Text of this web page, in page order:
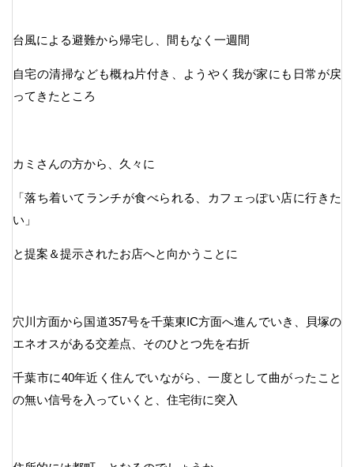
台風による避難から帰宅し、間もなく一週間
自宅の清掃なども概ね片付き、ようやく我が家にも日常が戻
ってきたところ
カミさんの方から、久々に
「落ち着いてランチが食べられる、カフェっぽい店に行きた
い」
と提案＆提示されたお店へと向かうことに
穴川方面から国道357号を千葉東IC方面へ進んでいき、貝塚の
エネオスがある交差点、そのひとつ先を右折
千葉市に40年近く住んでいながら、一度として曲がったこと
の無い信号を入っていくと、住宅街に突入